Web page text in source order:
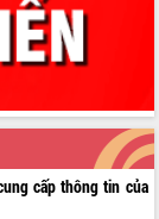
cấp thông tin của